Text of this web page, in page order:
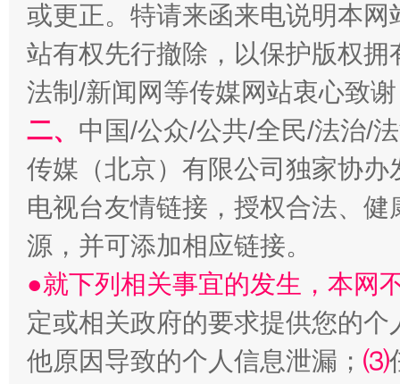
解纷+调解+退费，一次搞定
站台名比不上好声名
或更正。特请来函来电说明本
站有权先行撤除，以保护版权
法制/新闻网等传媒网站衷心致
二、 中国/公众/公共/全民/法治/
传媒（北京）有限公司独家协
电视台友情链接，授权合法、
源，并可添加相应链接。
●就下列相关事宜的发生，本网
定或相关政府的要求提供您的个
他原因导致的个人信息泄漏； ⑶